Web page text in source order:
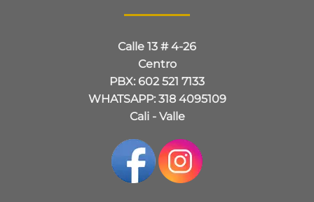
Calle 13 # 4-26
Centro
PBX: 602 521 7133
WHATSAPP: 318 4095109
Cali - Valle